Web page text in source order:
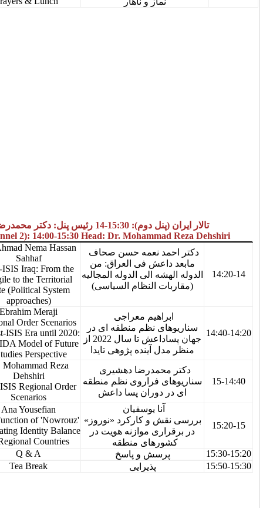
IRAN Hall (Pannel 2): 14:00-15:30 Head: Dr.
نعمه حسن صحاف
داعش فی العراق: من
الی الدوله المجالیه
النظام السیاسی)
Dr. Ahmad Nema Hassan
Sahhaf
Post-ISIS Iraq: From the
Fragile to the Territorial
State (Political System
14-14:20
نظم منطقه ای در
جهان پساداعش تا سال 2022 از
آینده پژوهی تایدا
Ebrahim Meraji
Regional Order Scenarios
in Post-ISIS Era until 2020:
A TAIDA Model of Future
Studies Perspective
14:20-14:40
محمدرضا دهشیری
فراروی نظم منطقه
Dr. Mohammad Reza
Dehshiri
Post-ISIS Regional Order
Scenarios
14:40-15
و کارکرد «نوروز»
موازنه هویت در
Ana Yousefian
The Function of 'Nowrouz'
in Creating Identity Balance
in Regional Countries
15-15;20
پرسش و پاسخ Q & A
15:20-15:30
پذیرایی
Tea Break
15:30-15:50